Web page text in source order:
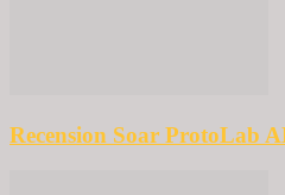
Recension Soar ProtoLab